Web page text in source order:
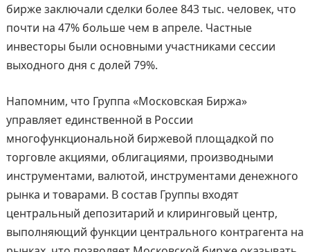
бирже заключали сделки более 843 тыс. человек, что
почти на 47% больше чем в апреле. Частные
инвесторы были основными участниками сессии
выходного дня с долей 79%.
Напомним, что Группа «Московская Биржа»
управляет единственной в России
многофункциональной биржевой площадкой по
торговле акциями, облигациями, производными
инструментами, валютой, инструментами денежного
рынка и товарами. В состав Группы входят
центральный депозитарий и клиринговый центр,
выполняющий функции центрального контрагента на